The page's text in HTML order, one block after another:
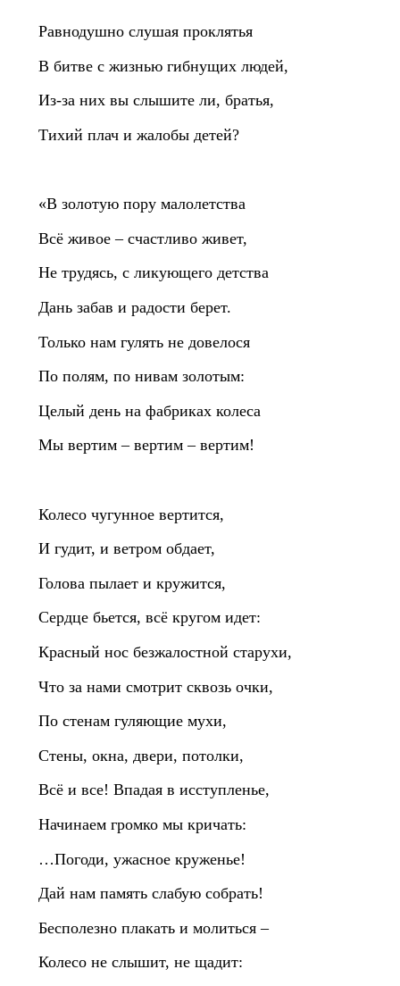
Равнодушно слушая проклятья
В битве с жизнью гибнущих людей,
Из‑за них вы слышите ли, братья,
Тихий плач и жалобы детей?
«В золотую пору малолетства
Всё живое – счастливо живет,
Не трудясь, с ликующего детства
Дань забав и радости берет.
Только нам гулять не довелося
По полям, по нивам золотым:
Целый день на фабриках колеса
Мы вертим – вертим – вертим!
Колесо чугунное вертится,
И гудит, и ветром обдает,
Голова пылает и кружится,
Сердце бьется, всё кругом идет:
Красный нос безжалостной старухи,
Что за нами смотрит сквозь очки,
По стенам гуляющие мухи,
Стены, окна, двери, потолки,
Всё и все! Впадая в исступленье,
Начинаем громко мы кричать:
…Погоди, ужасное круженье!
Дай нам память слабую собрать!
Бесполезно плакать и молиться –
Колесо не слышит, не щадит: